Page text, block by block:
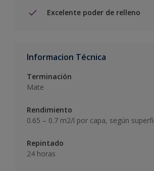
Excelente poder de relleno
Informacion Técnica
Terminación
Mate
Rendimiento
0.65 – 0.7 m2/l por capa, según
Repintado
24 horas